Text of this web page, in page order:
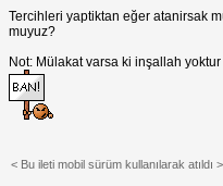
Tercihleri yaptiktan eğer atanirsak
muyuz?
Not: Mülakat varsa ki inşallah
< Bu ileti mobil sürüm kullanılarak atıldı >